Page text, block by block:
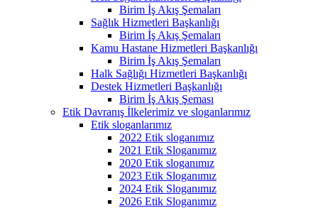
Birim İş Akış Şemaları
Sağlık Hizmetleri Başkanlığı
Birim İş Akış Şemaları
Kamu Hastane Hizmetleri Başkanlığı
Birim İş Akış Şemaları
Halk Sağlığı Hizmetleri Başkanlığı
Destek Hizmetleri Başkanlığı
Birim İş Akış Şeması
Etik Davranış İlkelerimiz ve sloganlarımız
Etik sloganlarımız
2022 Etik sloganımız
2021 Etik Sloganımız
2020 Etik sloganımız
2023 Etik Sloganımız
2024 Etik Sloganımız
2026 Etik Sloganımız